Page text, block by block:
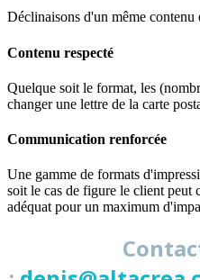
Déclinaisons d'un même contenu
Contenu respecté
Quelque soit le format, les
changer une lettre de la carte
Communication renforcée
Une gamme de formats
soit le cas de figure le client peut
adéquat pour un maximum